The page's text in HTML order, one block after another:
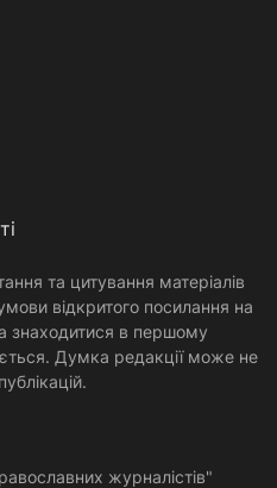
та цитування матеріалів
відкритого посилання на
знаходитися в першому
Думка редакції може не
журналістів"